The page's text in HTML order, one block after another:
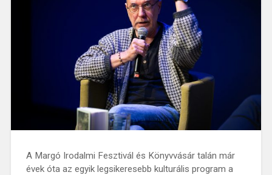
A Margó Irodalmi Fesztivál és Könyvvásár talán már
évek óta az egyik legsikeresebb kulturális program a